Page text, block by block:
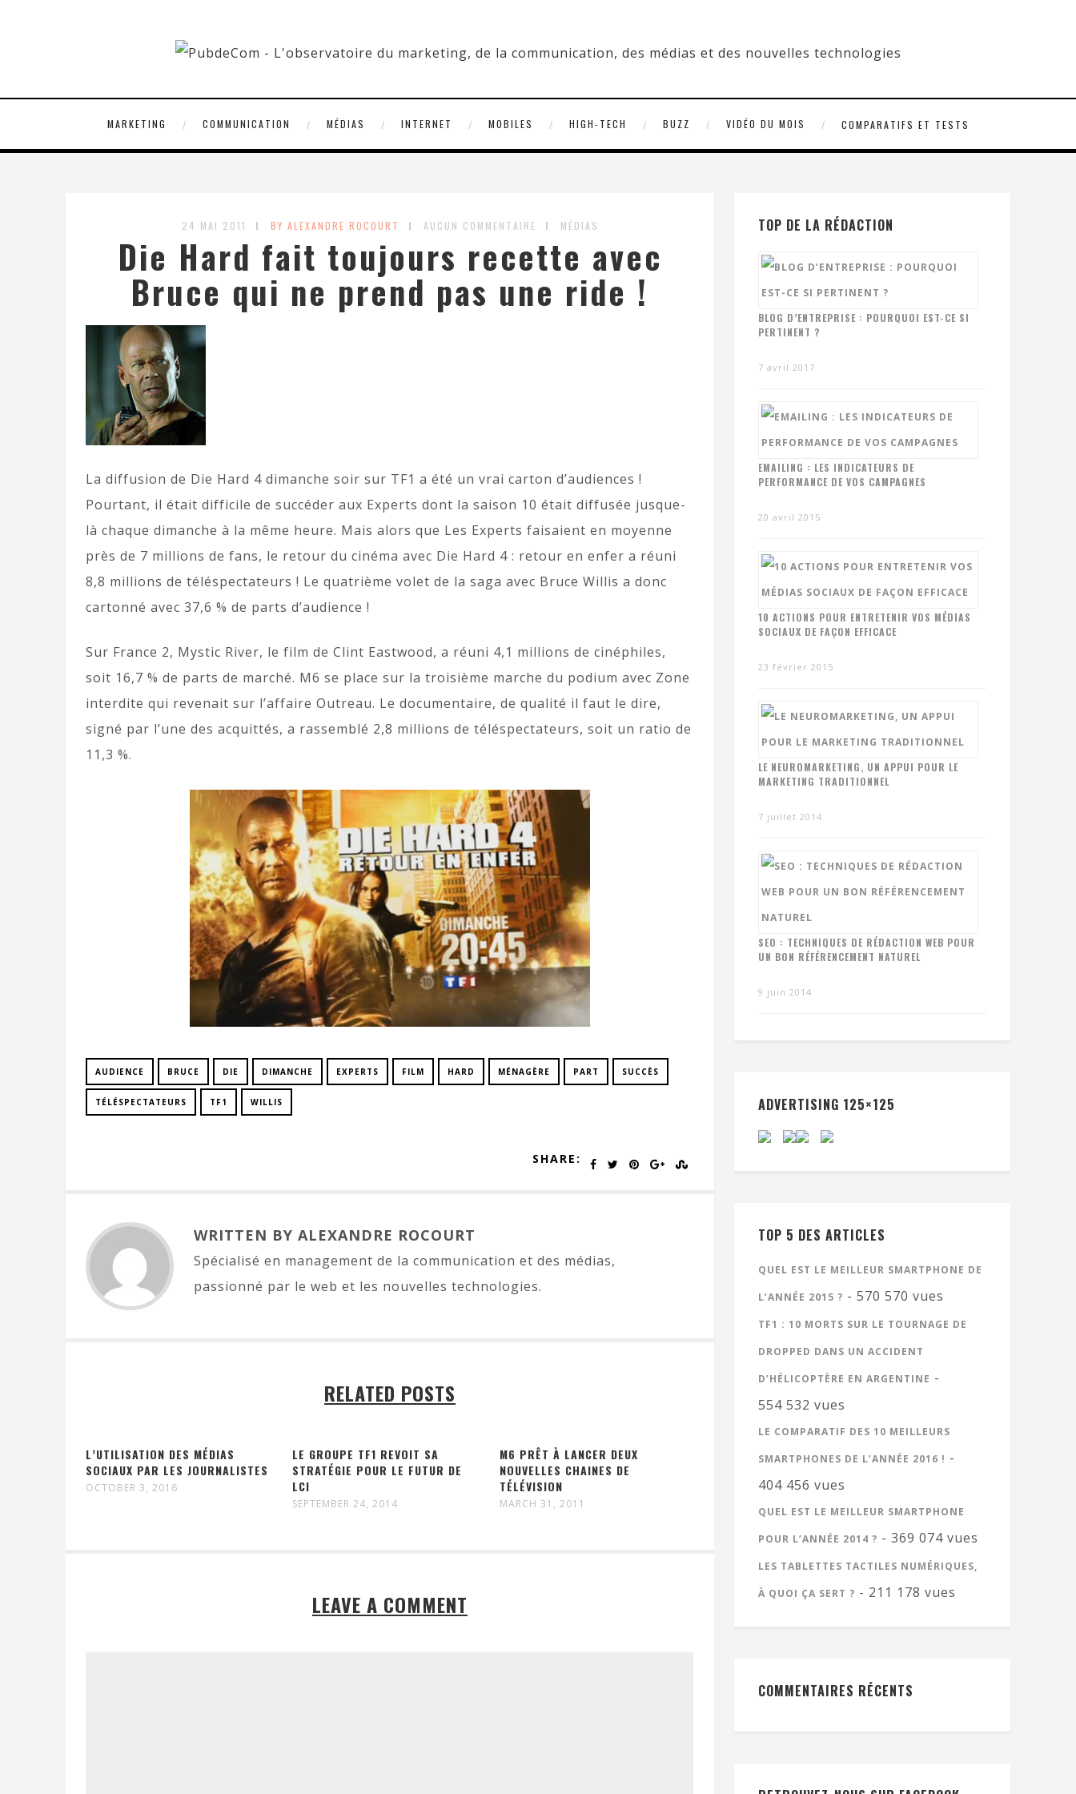
MARKETING COMMUNICATION MÉDIAS INTERNET MOBILES HIGH-TECH BUZZ VIDÉO DU MOIS COMPARATIFS ET TESTS
24 MAI 2011 BY ALEXANDRE ROCOURT AUCUN COMMENTAIRE MÉDIAS
Die Hard fait toujours recette avec
Bruce qui ne prend pas une ride !
La diffusion de Die Hard 4 dimanche soir sur TF1 a été un vrai carton d’audiences !
Pourtant, il était difficile de succéder aux Experts dont la saison 10 était diffusée jusque-
là chaque dimanche à la même heure. Mais alors que Les Experts faisaient en moyenne
près de 7 millions de fans, le retour du cinéma avec Die Hard 4 : retour en enfer a réuni
8,8 millions de téléspectateurs ! Le quatrième volet de la saga avec Bruce Willis a donc
cartonné avec 37,6 % de parts d’audience !
Sur France 2, Mystic River, le film de Clint Eastwood, a réuni 4,1 millions de cinéphiles,
soit 16,7 % de parts de marché. M6 se place sur la troisième marche du podium avec Zone
interdite qui revenait sur l’affaire Outreau. Le documentaire, de qualité il faut le dire,
signé par l’une des acquittés, a rassemblé 2,8 millions de téléspectateurs, soit un ratio de
11,3 %.
AUDIENCE BRUCE DIE DIMANCHE EXPERTS FILM HARD MÉNAGÈRE PART SUCCÈS
TÉLÉSPECTATEURS TF1 WILLIS
SHARE:
WRITTEN BY ALEXANDRE ROCOURT
Spécialisé en management de la communication et des médias,
passionné par le web et les nouvelles technologies.
RELATED POSTS
L’UTILISATION DES MÉDIAS
SOCIAUX PAR LES JOURNALISTES
OCTOBER 3, 2016
LE GROUPE TF1 REVOIT SA
STRATÉGIE POUR LE FUTUR DE
LCI
SEPTEMBER 24, 2014
M6 PRÊT À LANCER DEUX
NOUVELLES CHAINES DE
TÉLÉVISION
MARCH 31, 2011
LEAVE A COMMENT
TOP DE LA RÉDACTION
BLOG D’ENTREPRISE : POURQUOI EST-CE SI
PERTINENT ?
7 avril 2017
EMAILING : LES INDICATEURS DE
PERFORMANCE DE VOS CAMPAGNES
20 avril 2015
10 ACTIONS POUR ENTRETENIR VOS MÉDIAS
SOCIAUX DE FAÇON EFFICACE
23 février 2015
LE NEUROMARKETING, UN APPUI POUR LE
MARKETING TRADITIONNEL
7 juillet 2014
SEO : TECHNIQUES DE RÉDACTION WEB POUR
UN BON RÉFÉRENCEMENT NATUREL
9 juin 2014
ADVERTISING 125×125
TOP 5 DES ARTICLES
QUEL EST LE MEILLEUR SMARTPHONE DE
L’ANNÉE 2015 ? - 570 570 vues
TF1 : 10 MORTS SUR LE TOURNAGE DE
DROPPED DANS UN ACCIDENT
D’HÉLICOPTÈRE EN ARGENTINE -
554 532 vues
LE COMPARATIF DES 10 MEILLEURS
SMARTPHONES DE L’ANNÉE 2016 ! -
404 456 vues
QUEL EST LE MEILLEUR SMARTPHONE
POUR L’ANNÉE 2014 ? - 369 074 vues
LES TABLETTES TACTILES NUMÉRIQUES,
À QUOI ÇA SERT ? - 211 178 vues
COMMENTAIRES RÉCENTS